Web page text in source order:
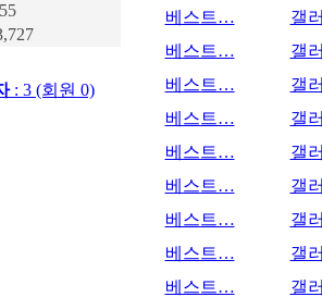
: 3 (회원 0)
베스트…
갤
베스트…
갤
베스트…
갤
베스트…
갤
베스트…
갤
베스트…
갤
베스트…
갤
베스트…
갤
베스트…
갤